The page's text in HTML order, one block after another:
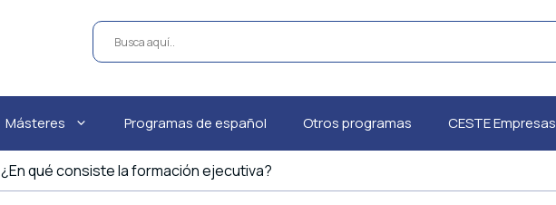
Másteres Programas de español Otros programas CESTE Empresas
¿En qué consiste la formación ejecutiva?